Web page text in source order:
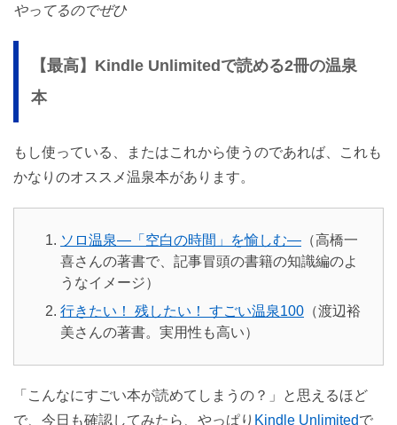
やってるのでぜひ
【最高】Kindle Unlimitedで読める2冊の温泉
本
もし使っている、またはこれから使うのであれば、これも
かなりのオススメ温泉本があります。
ソロ温泉―「空白の時間」を愉しむ― （高橋一
喜さんの著書で、記事冒頭の書籍の知識編のよ
うなイメージ）
行きたい！ 残したい！ すごい温泉100 （渡辺裕
美さんの著書。実用性も高い）
「こんなにすごい本が読めてしまうの？」と思えるほど
で、今日も確認してみたら、やっぱり Kindle Unlimitedで